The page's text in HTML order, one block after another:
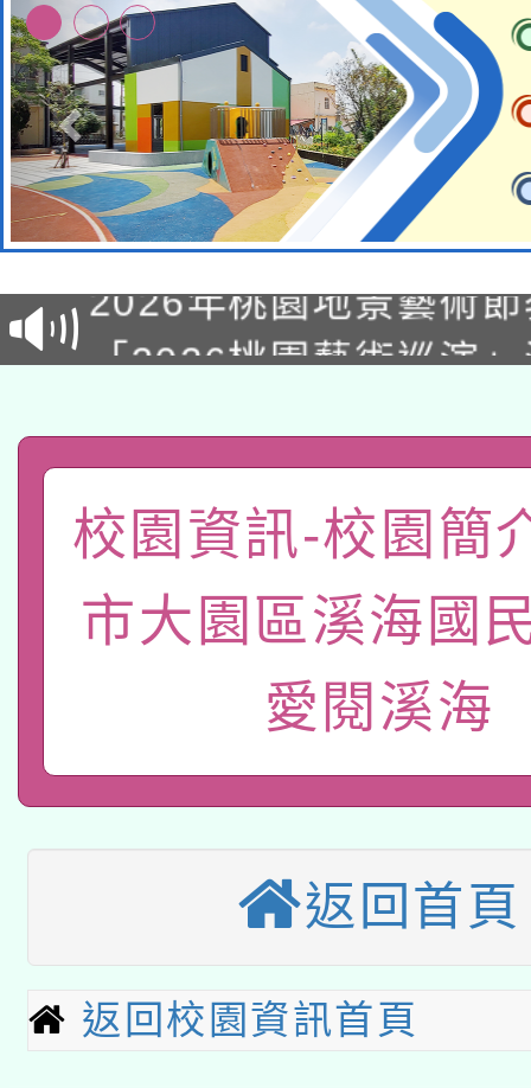
115年8月22日(星期六
桃園市孔廟祈福系列
開 智慧啟航」
2026年桃園地景藝術
「2026桃園藝術巡演
國立臺灣師範大學辦理
年度健康促進學校輔導
業成長研習」實施計畫
函轉國家教育研究院中
原住民族教育政策研討
族教育國際趨勢與發展
轉知教育部國民及學前
新北市政府教育局辦理
師專業成長研習實施計
方素養工作坊新北場」
函轉國立臺灣師範大學
族語言臺北學習中心
「族語學習班」招生簡
轉知有關國立成功大學
文教學共融平台-教案
件」活動簡章
教育部國民及學前教
年度COVID-19疫苗接
接種之民眾」措施，
月28日止
管道加強宣導
115年8月22日(星期六
桃園市孔廟祈福系列
2026年桃園地景藝術
「2026桃園藝術巡演
關事宜
轉知教育部國民及學前
國立臺灣師範大學辦理
函轉國家教育研究院中
校園資訊-校園簡
市大園區溪海國
愛閱溪海
返回首頁
返回校園資訊首頁